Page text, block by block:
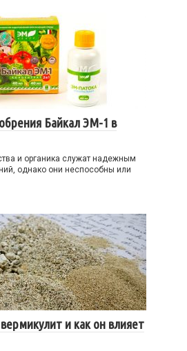
Байкал ЭМ-1 в
и органика служат надежным
однако они неспособны или
и как он влияет